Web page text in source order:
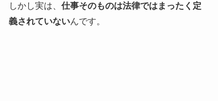
しかし実は、 仕事そのものは法律ではまったく定
義されていないんです。